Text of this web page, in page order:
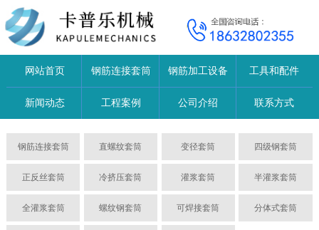
网站首页 钢筋连接套筒 钢筋加工设备 工具和配件
新闻动态 工程案例 公司介绍 联系方式
钢筋连接套筒 直螺纹套筒 变径套筒 四级钢套筒
正反丝套筒 冷挤压套筒 灌浆套筒 半灌浆套筒
全灌浆套筒 螺纹钢套筒 可焊接套筒 分体式套筒